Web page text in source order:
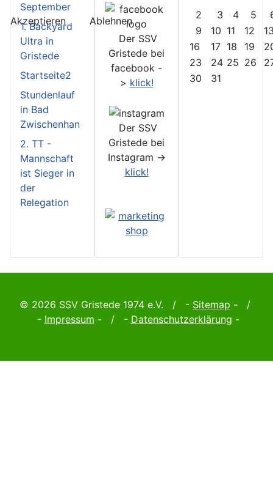
September
1. Backyard
Ultra in
Gristede
Startseite2
Stundenlauf
in Bad
Zwischenhan
2. TT -
Mannschaft
ist Sieger in
der
Relegation
Der SSV
Gristede bei
facebook -
> klick!
Der SSV
Gristede bei
Instagram ->
klick!
2 3 4 5
9
10 11 12
16
17 18 19
23
24 25 26
30
31
© 2026 SSV Gristede 1974 e.V. / - Sitemap - /
- Impressum - / - Datenschutzerklärung -
Akzeptieren Ablehnen